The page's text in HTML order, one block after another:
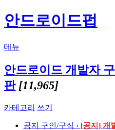
안드로이드펍
메뉴
안드로이드 개발자
판 [11,965]
카테고리 쓰기
공지 구인/구직 › [공지] 개